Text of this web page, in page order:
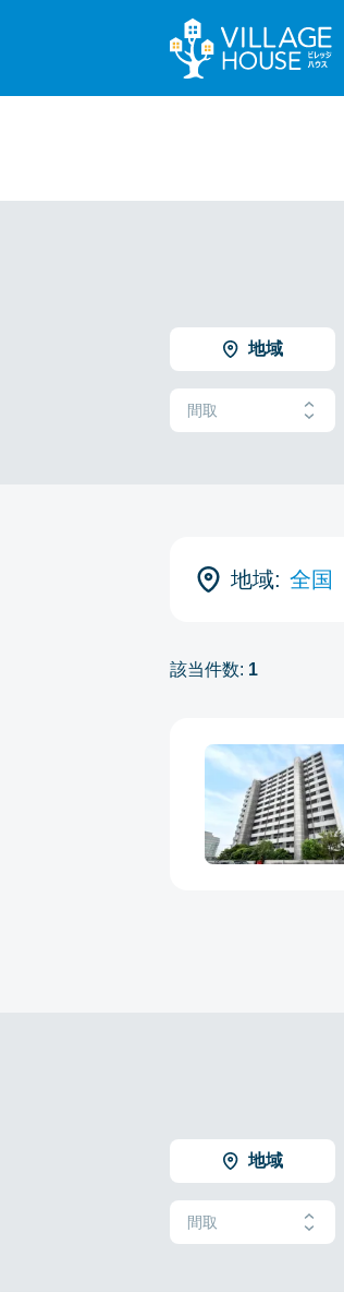
地域
間取
地域: 全国
該当件数: 1
地域
間取